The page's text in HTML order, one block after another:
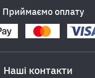
Приймаємо оплату
Наші контакти